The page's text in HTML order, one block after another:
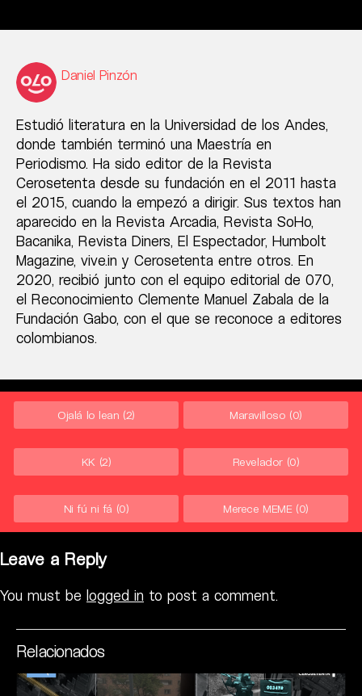
Daniel Pinzón
Estudió literatura en la Universidad de los Andes,
donde también terminó una Maestría en
Periodismo. Ha sido editor de la Revista
Cerosetenta desde su fundación en el 2011 hasta
el 2015, cuando la empezó a dirigir. Sus textos han
aparecido en la Revista Arcadia, Revista SoHo,
Bacanika, Revista Diners, El Espectador, Humbolt
Magazine, vive.in y Cerosetenta entre otros. En
2020, recibió junto con el equipo editorial de 070,
el Reconocimiento Clemente Manuel Zabala de la
Fundación Gabo, con el que se reconoce a editores
colombianos.
Ojalá lo lean (2) Maravilloso (0)
KK (2) Revelador (0)
Ni fú ni fá (0) Merece MEME (0)
Leave a Reply
You must be logged in to post a comment.
Relacionados